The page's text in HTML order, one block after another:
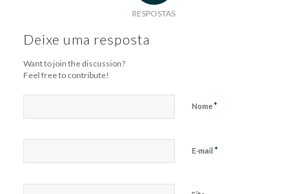
RESPOSTAS
Deixe uma resposta
Want to join the discussion?
Feel free to contribute!
Nome*
E-mail *